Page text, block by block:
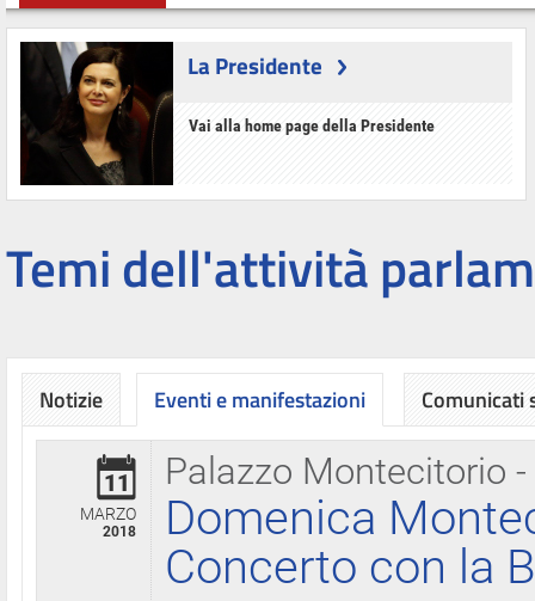
La Presidente
Vai alla home page della Presidente
Temi dell'attività
Notizie Eventi e manifestazioni
Palazzo Montecitorio
11
MARZO
2018
Domenica
Concerto con la
Comunicati